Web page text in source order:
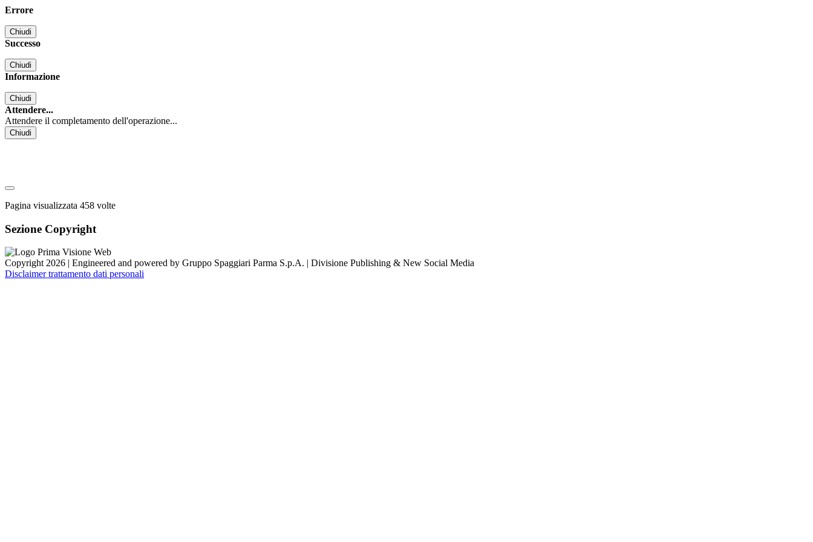
Errore
Chiudi
Successo
Chiudi
Informazione
Chiudi
Attendere...
Attendere il completamento dell'operazione...
Chiudi
Pagina visualizzata 458 volte
Sezione Copyright
Copyright 2026 | Engineered and powered by Gruppo Spaggiari Parma S.p.A. | Divisione Publishing & New Social Media
Disclaimer trattamento dati personali